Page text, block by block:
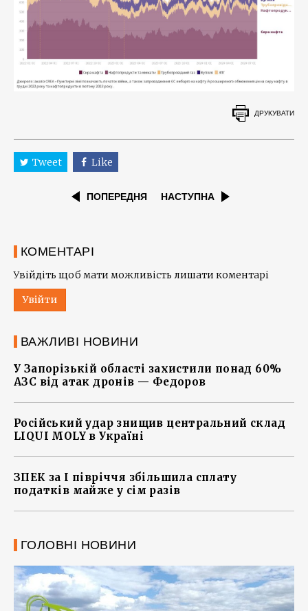
ДРУКУВАТИ
Tweet Like
ПОПЕРЕДНЯ НАСТУПНА
КОМЕНТАРІ
Увійдіть щоб мати можливість лишати коментарі
Увійти
ВАЖЛИВІ НОВИНИ
У Запорізькій області захистили понад 60%
АЗС від атак дронів — Федоров
Російський удар знищив центральний склад
LIQUI MOLY в Україні
ЗПЕК за І півріччя збільшила сплату
податків майже у сім разів
ГОЛОВНІ НОВИНИ